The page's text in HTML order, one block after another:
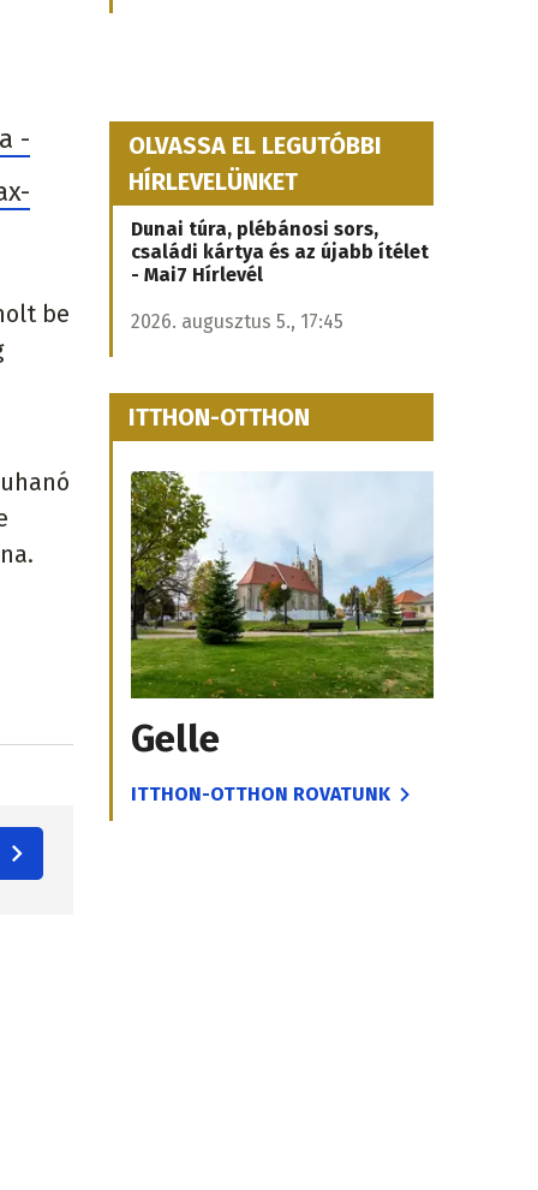
-
be
OLVASSA EL LEGUTÓBBI
HÍRLEVELÜNKET
Dunai túra, plébánosi sors,
családi kártya és az újabb ítélet
- Mai7 Hírlevél
2026. augusztus 5., 17:45
ITTHON-OTTHON
Gelle
ITTHON-OTTHON ROVATUNK